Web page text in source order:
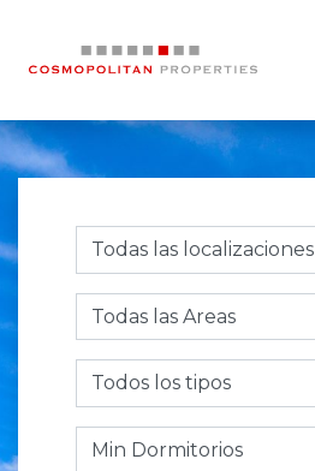
Todas las localizaciones
Todas las Areas
Todos los tipos
Min Dormitorios